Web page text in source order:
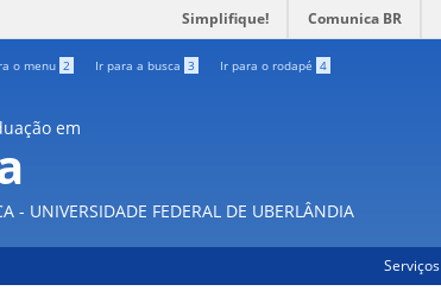
Simplifique! Comunica BR
o menu 2 Ir para a busca 3 Ir para o rodapé 4
em
- UNIVERSIDADE FEDERAL DE UBERLÂNDIA
Serviços